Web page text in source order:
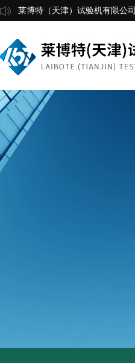
莱博特（天津）试验机有限公司